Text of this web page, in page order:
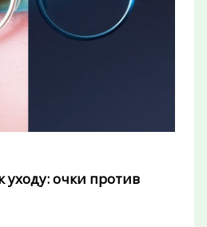
уходу: очки против